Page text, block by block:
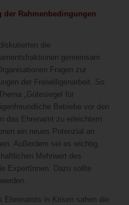
der Rahmenbedingungen
die
gemeinsam
Fragen zur
der Freiwilligenarbeit. So
„Gütesiegel für
Betriebe vor den
das Ehrenamt zu erleichtern
ein neues Potenzial an
Außerdem sei es wichtig,
Mehrwert des
ExpertInnen. Dazu sollte
Ehrenamts in Krisen sahen die